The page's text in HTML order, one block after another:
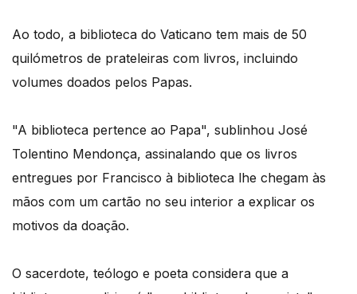
Ao todo, a biblioteca do Vaticano tem mais de 50
quilómetros de prateleiras com livros, incluindo
volumes doados pelos Papas.
"A biblioteca pertence ao Papa", sublinhou José
Tolentino Mendonça, assinalando que os livros
entregues por Francisco à biblioteca lhe chegam às
mãos com um cartão no seu interior a explicar os
motivos da doação.
O sacerdote, teólogo e poeta considera que a